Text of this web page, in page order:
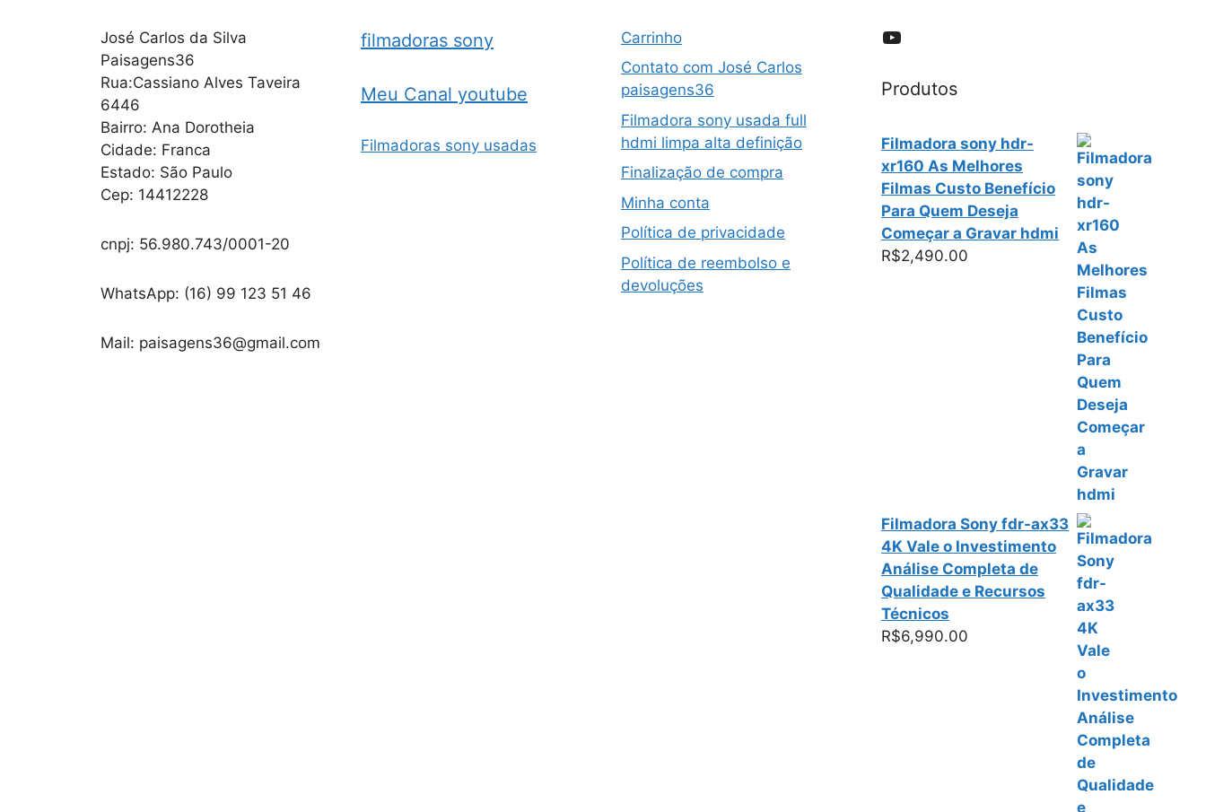
José Carlos da Silva
Paisagens36
Rua:Cassiano Alves Taveira
6446
Bairro: Ana Dorotheia
Cidade: Franca
Estado: São Paulo
Cep: 14412228
cnpj: 56.980.743/0001-20
WhatsApp: (16) 99 123 51 46
Mail: paisagens36@gmail.com
filmadoras sony
Meu Canal youtube
Filmadoras sony usadas
Carrinho
Contato com José Carlos
paisagens36
Filmadora sony usada full
hdmi limpa alta definição
Finalização de compra
Minha conta
Política de privacidade
Política de reembolso e
devoluções
YouTube
Produtos
Filmadora sony hdr-
xr160 As Melhores
Filmas Custo Benefício
Para Quem Deseja
Começar a Gravar hdmi
R$2,490.00
Filmadora Sony fdr-ax33
4K Vale o Investimento
Análise Completa de
Qualidade e Recursos
Técnicos
R$6,990.00